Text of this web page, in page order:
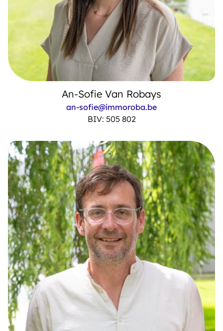
An-Sofie Van Robays
an-sofie@immoroba.be
BIV: 505 802